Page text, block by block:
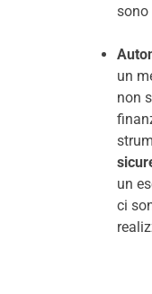
sono
un
non
un
ci